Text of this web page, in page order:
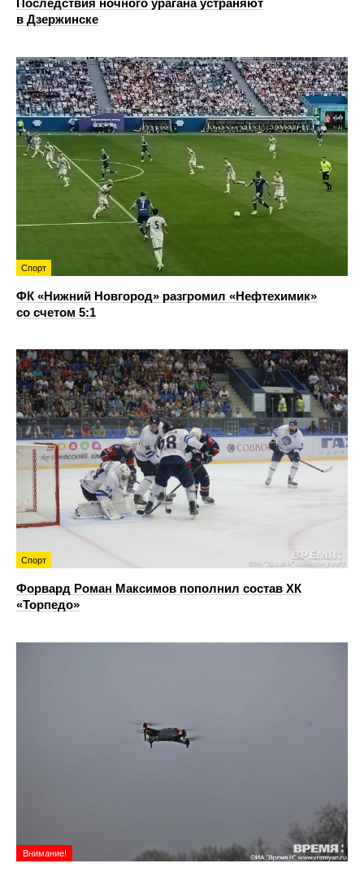
Последствия ночного урагана устраняют
в Дзержинске
Спорт
ФК «Нижний Новгород» разгромил «Нефтехимик»
со счетом 5:1
Спорт
Форвард Роман Максимов пополнил состав ХК
«Торпедо»
Внимание!